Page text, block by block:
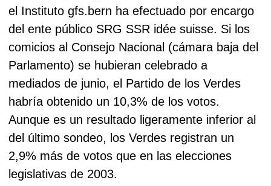
el Instituto gfs.bern ha efectuado por encargo
del ente público SRG SSR idée suisse. Si los
comicios al Consejo Nacional (cámara baja del
Parlamento) se hubieran celebrado a
mediados de junio, el Partido de los Verdes
habría obtenido un 10,3% de los votos.
Aunque es un resultado ligeramente inferior al
del último sondeo, los Verdes registran un
2,9% más de votos que en las elecciones
legislativas de 2003.